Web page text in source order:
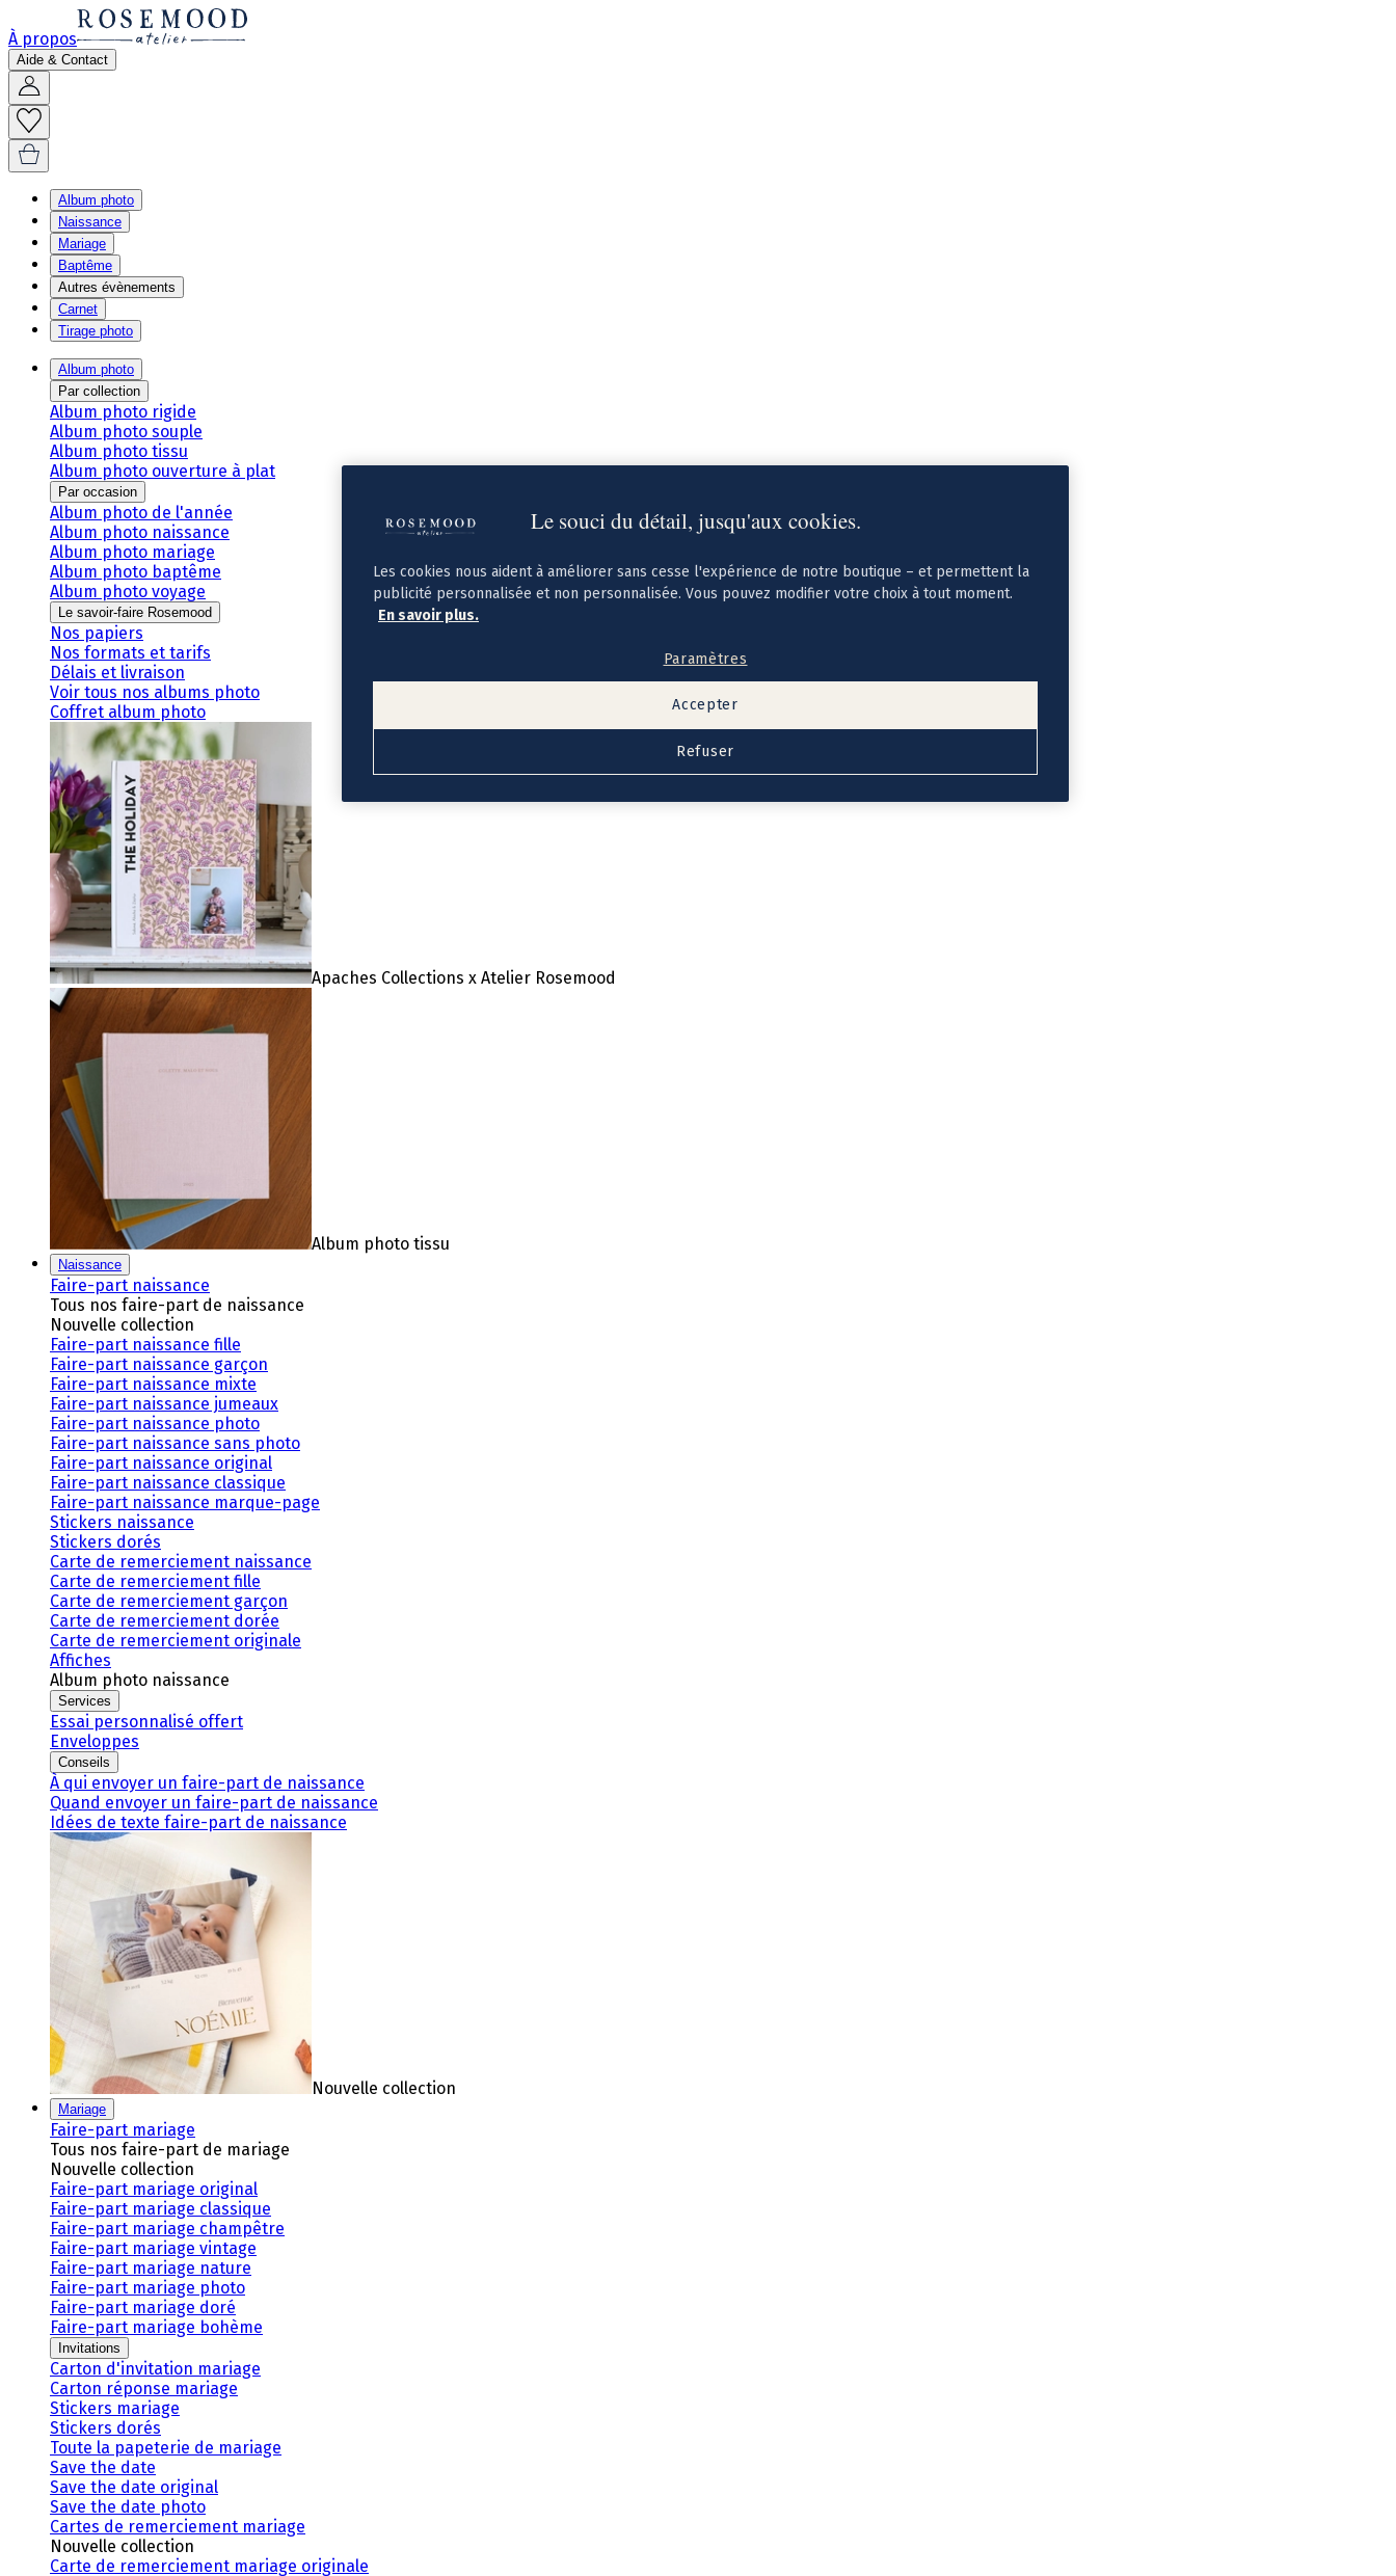
À propos
Aide & Contact
Album photo
Naissance
Mariage
Baptême
Autres évènements
Carnet
Tirage photo
Album photo
Par collection
Album photo rigide
Album photo souple
Album photo tissu
Album photo ouverture à plat
Par occasion
Album photo de l'année
Album photo naissance
Album photo mariage
Album photo baptême
Album photo voyage
Le savoir-faire Rosemood
Nos papiers
Nos formats et tarifs
Délais et livraison
Voir tous nos albums photo
Coffret album photo
Apaches Collections x Atelier Rosemood
Album photo tissu
Naissance
Faire-part naissance
Tous nos faire-part de naissance
Nouvelle collection
Faire-part naissance fille
Faire-part naissance garçon
Faire-part naissance mixte
Faire-part naissance jumeaux
Faire-part naissance photo
Faire-part naissance sans photo
Faire-part naissance original
Faire-part naissance classique
Faire-part naissance marque-page
Stickers naissance
Stickers dorés
Carte de remerciement naissance
Carte de remerciement fille
Carte de remerciement garçon
Carte de remerciement dorée
Carte de remerciement originale
Affiches
Album photo naissance
Services
Essai personnalisé offert
Enveloppes
Conseils
À qui envoyer un faire-part de naissance
Quand envoyer un faire-part de naissance
Idées de texte faire-part de naissance
Nouvelle collection
Mariage
Faire-part mariage
Tous nos faire-part de mariage
Nouvelle collection
Faire-part mariage original
Faire-part mariage classique
Faire-part mariage champêtre
Faire-part mariage vintage
Faire-part mariage nature
Faire-part mariage photo
Faire-part mariage doré
Faire-part mariage bohème
Invitations
Carton d'invitation mariage
Carton réponse mariage
Stickers mariage
Stickers dorés
Toute la papeterie de mariage
Save the date
Save the date original
Save the date photo
Cartes de remerciement mariage
Nouvelle collection
Carte de remerciement mariage originale
Le souci du détail, jusqu'aux cookies.
Les cookies nous aident à améliorer sans cesse l'expérience de notre boutique – et permettent la
publicité personnalisée et non personnalisée. Vous pouvez modifier votre choix à tout moment.
En savoir plus.
Paramètres
Refuser
Accepter